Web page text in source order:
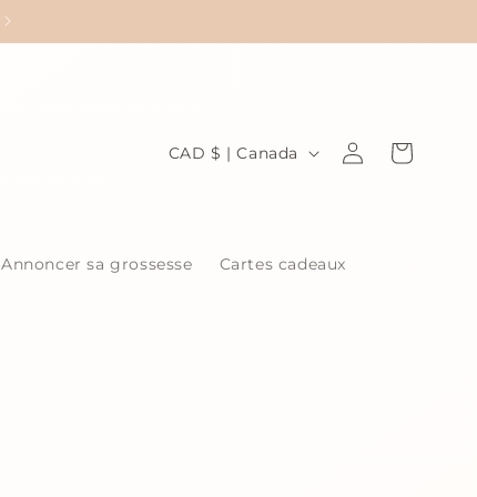
Annoncer sa grossesse Cartes cadeaux
P
CAD $ | Canada ConnexionPanier